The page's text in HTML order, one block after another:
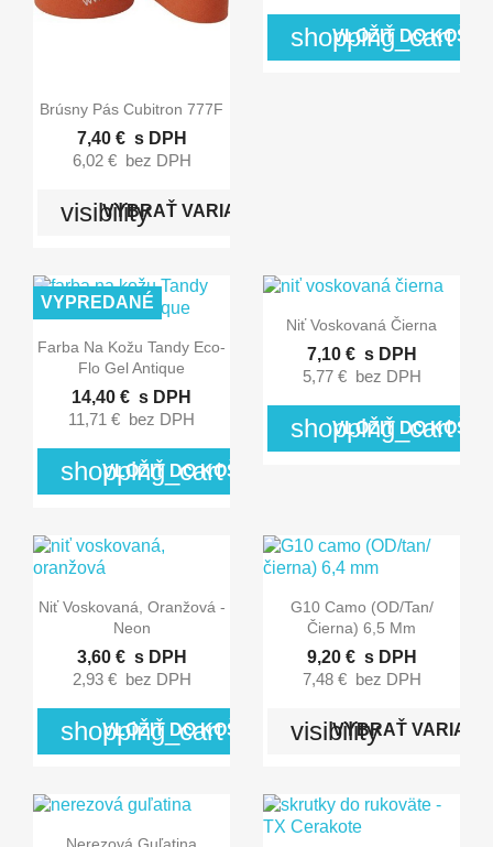
 Rýchly náhľad
Brúsny Pás Cubitron 777F
7,40 € s DPH
6,02 € bez DPH
visibility
VYBRAŤ VARIANT
shopping_cart
VLOŽIŤ DO
 Rýchly náhľad
Farba Na Kožu Tandy Eco-
Flo Gel Antique
14,40 € s DPH
11,71 € bez DPH
shopping_cart
VLOŽIŤ DO KOŠÍKA
VYPREDANÉ
 Rýchly náhľad
Niť Voskovaná Čierna
7,10 € s DPH
5,77 € bez DPH
shopping_cart
VLOŽIŤ DO
 Rýchly náhľad
Niť Voskovaná, Oranžová -
Neon
3,60 € s DPH
2,93 € bez DPH
shopping_cart
VLOŽIŤ DO KOŠÍKA
 Rýchly náhľad
G10 Camo (OD/tan/
Čierna) 6,5 Mm
9,20 € s DPH
7,48 € bez DPH
visibility
VYBRAŤ VARIANT
 Rýchly náhľad